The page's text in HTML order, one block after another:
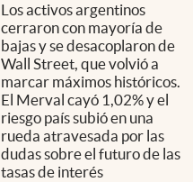
Los activos argentinos
cerraron con mayoría de
bajas y se desacoplaron de
Wall Street, que volvió a
marcar máximos históricos.
El Merval cayó 1,02% y el
riesgo país subió en una
rueda atravesada por las
dudas sobre el futuro de las
tasas de interés